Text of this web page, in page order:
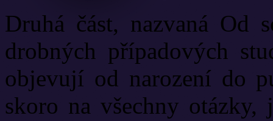
Druhá část, nazvaná Od
drobných případových
objevují od narození do
skoro na všechny